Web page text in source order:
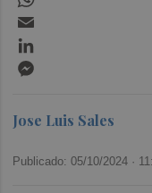
Jose Luis Sales
Publicado: 05/10/2024 ·